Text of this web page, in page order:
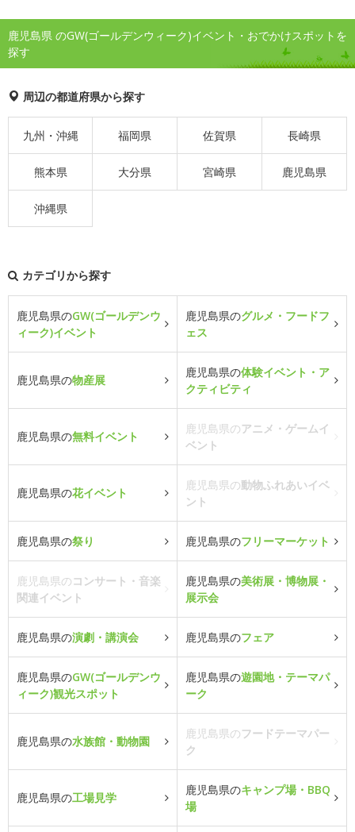
鹿児島県 のGW(ゴールデンウィーク)イベント・おでかけスポットを
探す
周辺の都道府県から探す
九州・沖縄 福岡県 佐賀県 長崎県
熊本県 大分県 宮崎県 鹿児島県
沖縄県
カテゴリから探す
鹿児島県のGW(ゴールデンウ
ィーク)イベント
鹿児島県のグルメ・フードフ
ェス
鹿児島県の物産展
鹿児島県の体験イベント・ア
クティビティ
鹿児島県の無料イベント
鹿児島県のアニメ・ゲームイ
ベント
鹿児島県の花イベント
鹿児島県の動物ふれあいイベ
ント
鹿児島県の祭り 鹿児島県のフリーマーケット
鹿児島県のコンサート・音楽
関連イベント
鹿児島県の美術展・博物展・
展示会
鹿児島県の演劇・講演会 鹿児島県のフェア
鹿児島県のGW(ゴールデンウ
ィーク)観光スポット
鹿児島県の遊園地・テーマパ
ーク
鹿児島県の水族館・動物園
鹿児島県のフードテーマパー
ク
鹿児島県の工場見学
鹿児島県のキャンプ場・BBQ
場